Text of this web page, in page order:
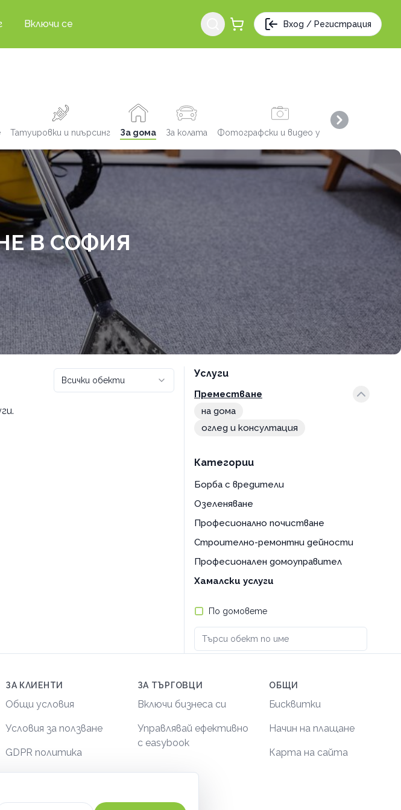
Включи се Вход / Регистрация
Татуировки и пиърсинг За дома За колата Фотографски и видео услуги
Next slide
В СОФИЯ
Всички обекти
Услуги
Преместване
на дома
оглед и консултация
Категории
Борба с вредители
Озеленяване
Професионално почистване
Строително-ремонтни дейности
Професионален домоуправител
Хамалски услуги
По домовете
ЗА КЛИЕНТИ
Общи условия
Условия за ползване
GDPR политика
Сигурност
ЗА ТЪРГОВЦИ
Включи бизнеса си
Управлявай ефективно
с easybook
ОБЩИ
Бисквитки
Начин на плащане
Карта на сайта